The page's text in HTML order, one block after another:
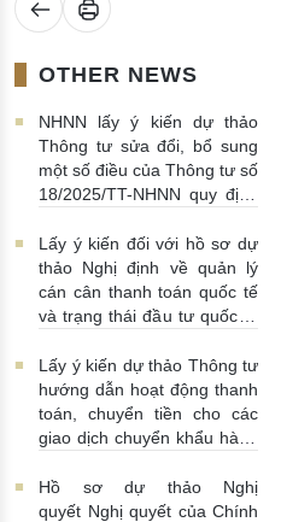
OTHER NEWS
NHNN lấy ý kiến dự thảo
Thông tư sửa đổi, bổ sung
một số điều của Thông tư số
18/2025/TT-NHNN quy định
sẻ thông tin của Hệ thống
thông tin phục vụ công tác
giám sát hoạt động QTDND
và tổ chức TCVM
Lấy ý kiến đối với hồ sơ dự
thảo Nghị định về quản lý
cán cân thanh toán quốc tế
và trạng thái đầu tư quốc tế
10:00:00
Lấy ý kiến dự thảo Thông tư
hướng dẫn hoạt động thanh
toán, chuyển tiền cho các
giao dịch chuyển khẩu hàng
Hồ sơ dự thảo Nghị
quyết Nghị quyết của Chính